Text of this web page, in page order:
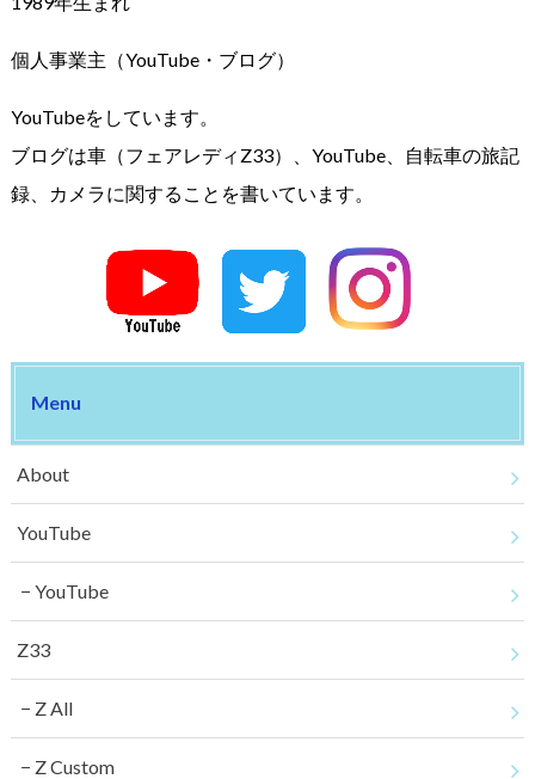
個人事業主（YouTube・ブログ）
YouTubeをしています。
ブログは車（フェアレディZ33）、YouTube、自転車の旅記
録、カメラに関することを書いています。
Menu
About
YouTube
YouTube
Z33
Z All
Z Custom